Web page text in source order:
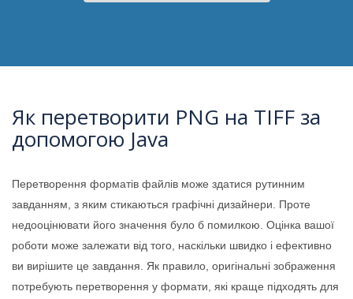
Як перетворити PNG на TIFF за
допомогою Java
Перетворення форматів файлів може здатися рутинним
завданням, з яким стикаються графічні дизайнери. Проте
недооцінювати його значення було б помилкою. Оцінка вашої
роботи може залежати від того, наскільки швидко і ефективно
ви вирішите це завдання. Як правило, оригінальні зображення
потребують перетворення у формати, які краще підходять для